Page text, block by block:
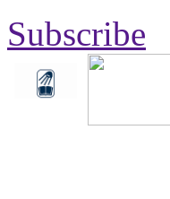
Subscribe